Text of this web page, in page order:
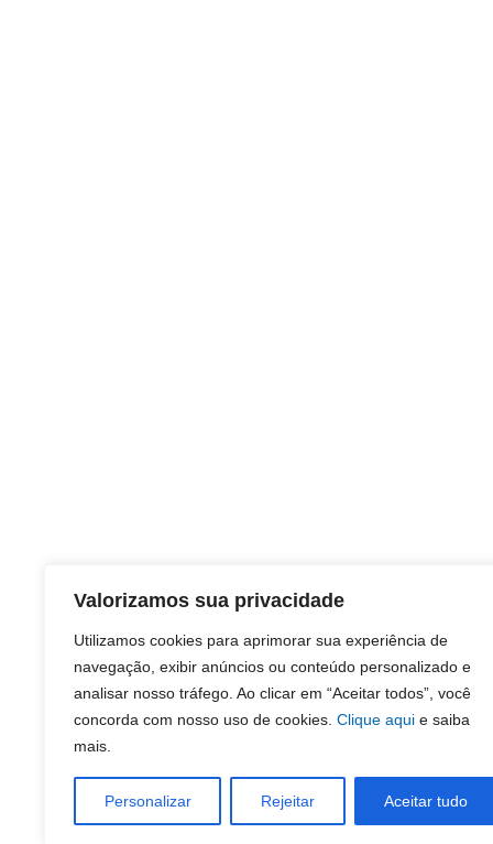
Valorizamos sua privacidade
Utilizamos cookies para aprimorar sua experiência de
navegação, exibir anúncios ou conteúdo personalizado e
analisar nosso tráfego. Ao clicar em “Aceitar todos”, você
concorda com nosso uso de cookies. Clique aqui e saiba
mais.
Personalizar Rejeitar Aceitar tudo